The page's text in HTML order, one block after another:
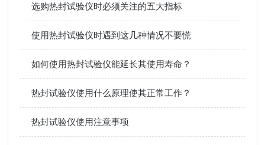
选购热封试验仪时必须关注的五大指标
使用热封试验仪时遇到这几种情况不要慌
如何使用热封试验仪能延长其使用寿命？
热封试验仪使用什么原理使其正常工作？
热封试验仪使用注意事项